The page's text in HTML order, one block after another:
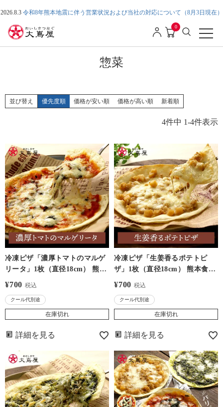
2026.8.3 令和8年熊本地震に伴う営業状況および当社の対応について（8月3日現在）
0
惣菜
並び替え 優先度順 価格が安い順 価格が高い順 新着順
4件中 1-4件表示
冷凍ピザ「濃厚トマトのマルゲ
リータ」1枚（直径18cm） 熊本
食材を味わうオリジナルピザ ＜
ル代別途＞ 八代産はちべえトマ
ト 熊本産バジル 北海道産小麦
嶌屋(おおしまや)
¥700 税込
クール代別途
在庫切れ
詳細を見る
冷凍ピザ「生姜香るポテトピ
ザ」1枚（直径18cm） 熊本食材
を味わうオリジナルピザ ＜おお
別途＞ 熊本産生姜 国産じゃが
いも 国産鶏肉 北海道産小麦粉
屋(おおしまや)
¥700 税込
クール代別途
在庫切れ
詳細を見る